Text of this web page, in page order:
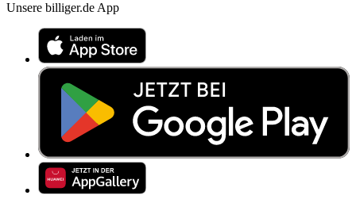
Unsere billiger.de App